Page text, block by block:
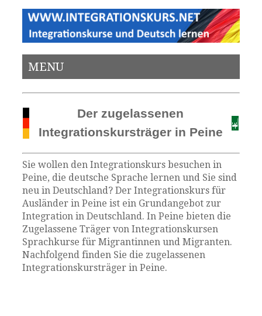
MENU
Der zugelassenen
Integrationskursträger in Peine
Sie wollen den Integrationskurs besuchen in
Peine, die deutsche Sprache lernen und Sie sind
neu in Deutschland? Der Integrationskurs für
Ausländer in Peine ist ein Grundangebot zur
Integration in Deutschland. In Peine bieten die
Zugelassene Träger von Integrationskursen
Sprachkurse für Migrantinnen und Migranten.
Nachfolgend finden Sie die zugelassenen
Integrationskursträger in Peine.